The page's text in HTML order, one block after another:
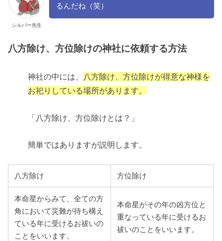
シルバー先生
るんだね（笑）
八方除け、方位除けの神社に依頼する方法
神社の中には、 八方除け、方位除けが得意な神様を
お祀りしている場所があります。
「八方除け、方位除けとは？」
簡単ではありますが説明します。
八方除け 方位除け
本命星からみて、全ての方
角において災難が待ち構え
ている年に受けるお祓いの
ことをいいます。
本命星がその年の凶方位と
重なっている年に受けるお
祓いのことをいいます。